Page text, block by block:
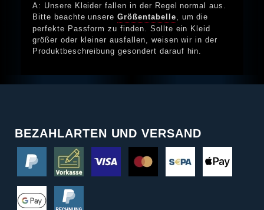
A: Unsere Kleider fallen in der Regel normal aus.
Bitte beachte unsereGrößentabelle , um die
perfekte Passform zu finden. Sollte ein Kleid
größer oder kleiner ausfallen, weisen wir in der
Produktbeschreibung gesondert darauf hin.
BEZAHLARTEN UND VERSAND